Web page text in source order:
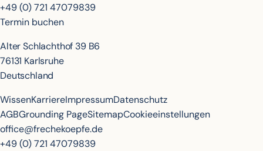
+49 (0) 721 47079839
Termin buchen
Alter Schlachthof 39 B6
76131 Karlsruhe
Deutschland
WissenKarriereImpressumDatenschutz
AGBGrounding PageSitemapCookieeinstellungen
office@frechekoepfe.de
+49 (0) 721 47079839